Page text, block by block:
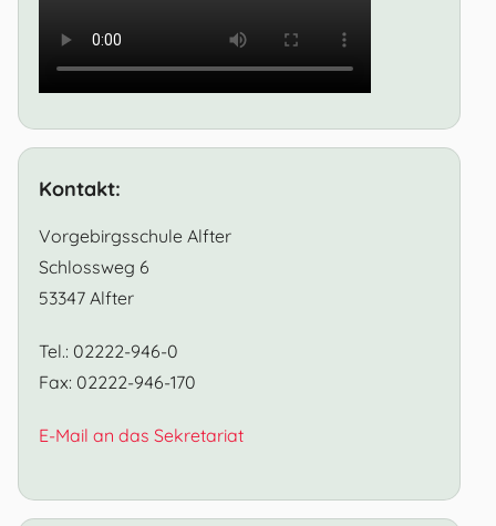
Kontakt:
Vorgebirgsschule Alfter
Schlossweg 6
53347 Alfter
Tel.: 02222-946-0
Fax: 02222-946-170
E-Mail an das Sekretariat